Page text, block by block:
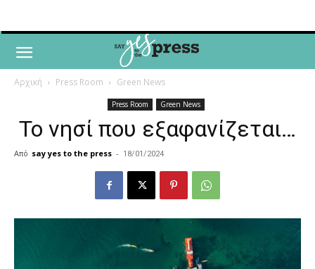
Αρχική Press Room Green News
Press Room Green News
To νησί που εξαφανίζεται…
Από say yes to the press - 18/01/2024